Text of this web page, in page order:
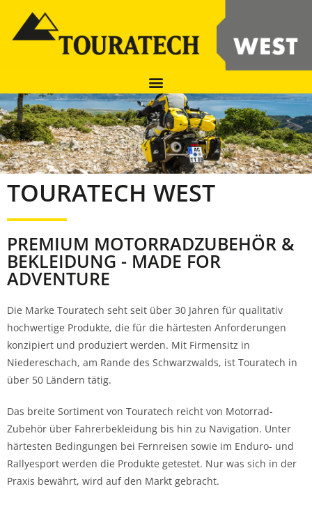
TOURATECH WEST
PREMIUM MOTORRADZUBEHÖR &
BEKLEIDUNG - MADE FOR
ADVENTURE
Die Marke Touratech seht seit über 30 Jahren für qualitativ
hochwertige Produkte, die für die härtesten Anforderungen
konzipiert und produziert werden. Mit Firmensitz in
Niedereschach, am Rande des Schwarzwalds, ist Touratech in
über 50 Ländern tätig.
Das breite Sortiment von Touratech reicht von Motorrad-
Zubehör über Fahrerbekleidung bis hin zu Navigation. Unter
härtesten Bedingungen bei Fernreisen sowie im Enduro- und
Rallyesport werden die Produkte getestet. Nur was sich in der
Praxis bewährt, wird auf den Markt gebracht.